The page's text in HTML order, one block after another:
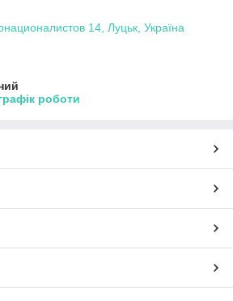
14, Луцьк, Україна
роботи